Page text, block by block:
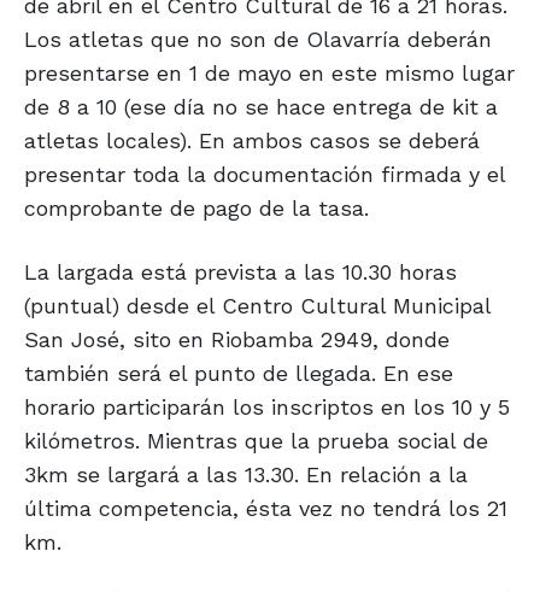
de abril en el Centro Cultural de 16 a 21 horas.
Los atletas que no son de Olavarría deberán
presentarse en 1 de mayo en este mismo lugar
de 8 a 10 (ese día no se hace entrega de kit a
atletas locales). En ambos casos se deberá
presentar toda la documentación firmada y el
comprobante de pago de la tasa.
La largada está prevista a las 10.30 horas
(puntual) desde el Centro Cultural Municipal
San José, sito en Riobamba 2949, donde
también será el punto de llegada. En ese
horario participarán los inscriptos en los 10 y 5
kilómetros. Mientras que la prueba social de
3km se largará a las 13.30. En relación a la
última competencia, ésta vez no tendrá los 21
km.